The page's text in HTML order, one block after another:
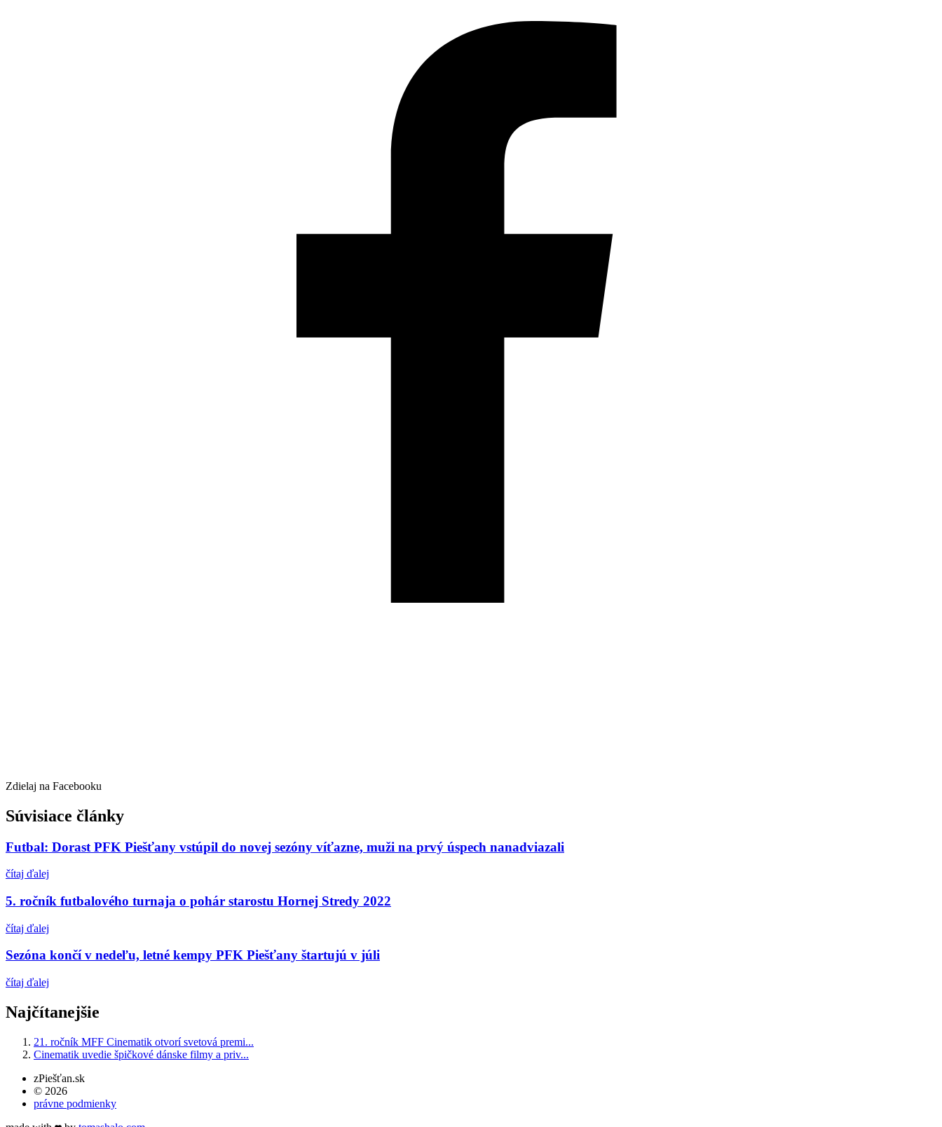
Zdielaj na Facebooku
Súvisiace články
Futbal: Dorast PFK Piešťany vstúpil do novej sezóny víťazne, muži na prvý úspech nanadviazali
čítaj ďalej
5. ročník futbalového turnaja o pohár starostu Hornej Stredy 2022
čítaj ďalej
Sezóna končí v nedeľu, letné kempy PFK Piešťany štartujú v júli
čítaj ďalej
Najčítanejšie
21. ročník MFF Cinematik otvorí svetová premi...
Cinematik uvedie špičkové dánske filmy a priv...
zPiešťan.sk
© 2026
právne podmienky